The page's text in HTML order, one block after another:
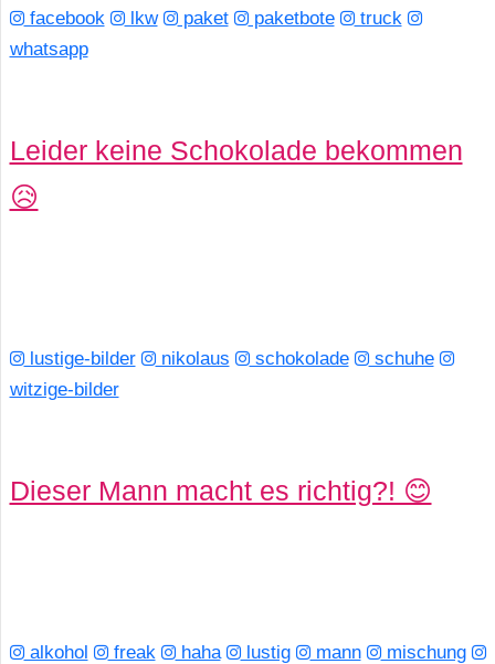
facebook lkw paket paketbote
truck
whatsapp
Leider keine Schokolade bekommen
😥
lustige-bilder nikolaus schokolade
schuhe
witzige-bilder
Dieser Mann macht es richtig?! 😊
alkohol freak haha lustig mann
mischung